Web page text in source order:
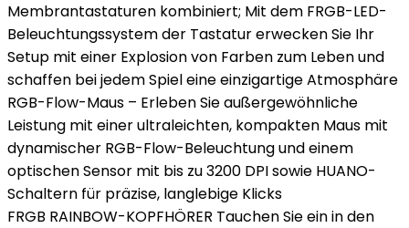
Membrantastaturen kombiniert; Mit dem FRGB-LED-
Beleuchtungssystem der Tastatur erwecken Sie Ihr
Setup mit einer Explosion von Farben zum Leben und
schaffen bei jedem Spiel eine einzigartige Atmosphäre
RGB-Flow-Maus – Erleben Sie außergewöhnliche
Leistung mit einer ultraleichten, kompakten Maus mit
dynamischer RGB-Flow-Beleuchtung und einem
optischen Sensor mit bis zu 3200 DPI sowie HUANO-
Schaltern für präzise, ​​langlebige Klicks
FRGB RAINBOW-KOPFHÖRER Tauchen Sie ein in den